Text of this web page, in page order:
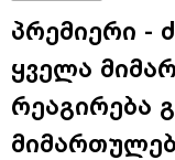
პრემიერი -
ყველა
რეაგირება